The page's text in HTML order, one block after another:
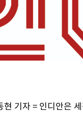
반대 안해…안정 전력 위
대한축구협회·축구회관 등
현 기자 = 인디안은